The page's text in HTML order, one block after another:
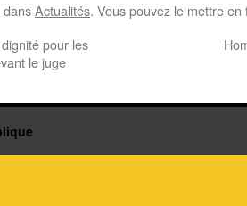
dansActualités. Vous pouvez le mettre
pour les
le juge